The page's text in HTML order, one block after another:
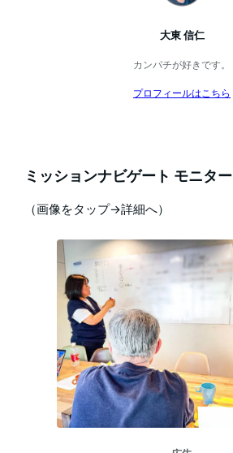
大東 信仁
カンパチが好きです。
プロフィールはこちら
ミッションナビゲート モニター
（画像をタップ→詳細へ）